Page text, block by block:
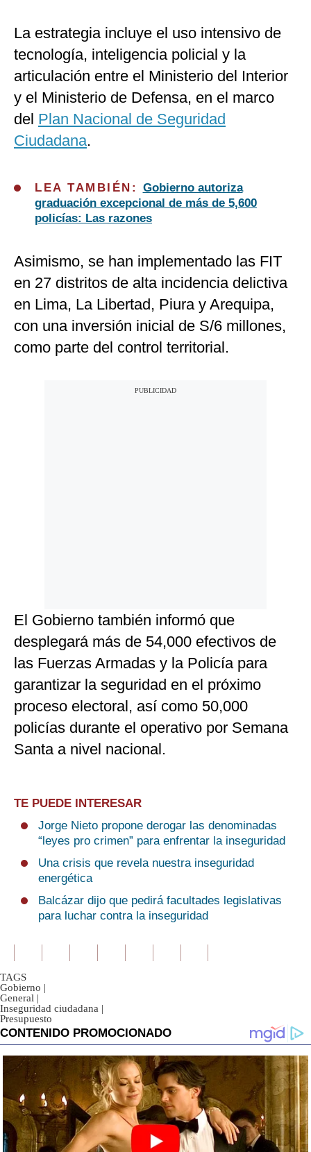
La estrategia incluye el uso intensivo de
tecnología, inteligencia policial y la
articulación entre el Ministerio del Interior
y el Ministerio de Defensa, en el marco
del Plan Nacional de Seguridad
Ciudadana.
LEA TAMBIÉN: Gobierno autoriza
graduación excepcional de más de 5,600
policías: Las razones
Asimismo, se han implementado las FIT
en 27 distritos de alta incidencia delictiva
en Lima, La Libertad, Piura y Arequipa,
con una inversión inicial de S/6 millones,
como parte del control territorial.
El Gobierno también informó que
desplegará más de 54,000 efectivos de
las Fuerzas Armadas y la Policía para
garantizar la seguridad en el próximo
proceso electoral, así como 50,000
policías durante el operativo por Semana
Santa a nivel nacional.
TE PUEDE INTERESAR
Jorge Nieto propone derogar las denominadas
“leyes pro crimen” para enfrentar la inseguridad
Una crisis que revela nuestra inseguridad
energética
Balcázar dijo que pedirá facultades legislativas
para luchar contra la inseguridad
TAGS
Gobierno |
General |
Inseguridad ciudadana |
Presupuesto